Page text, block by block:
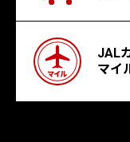
JAL
マイ